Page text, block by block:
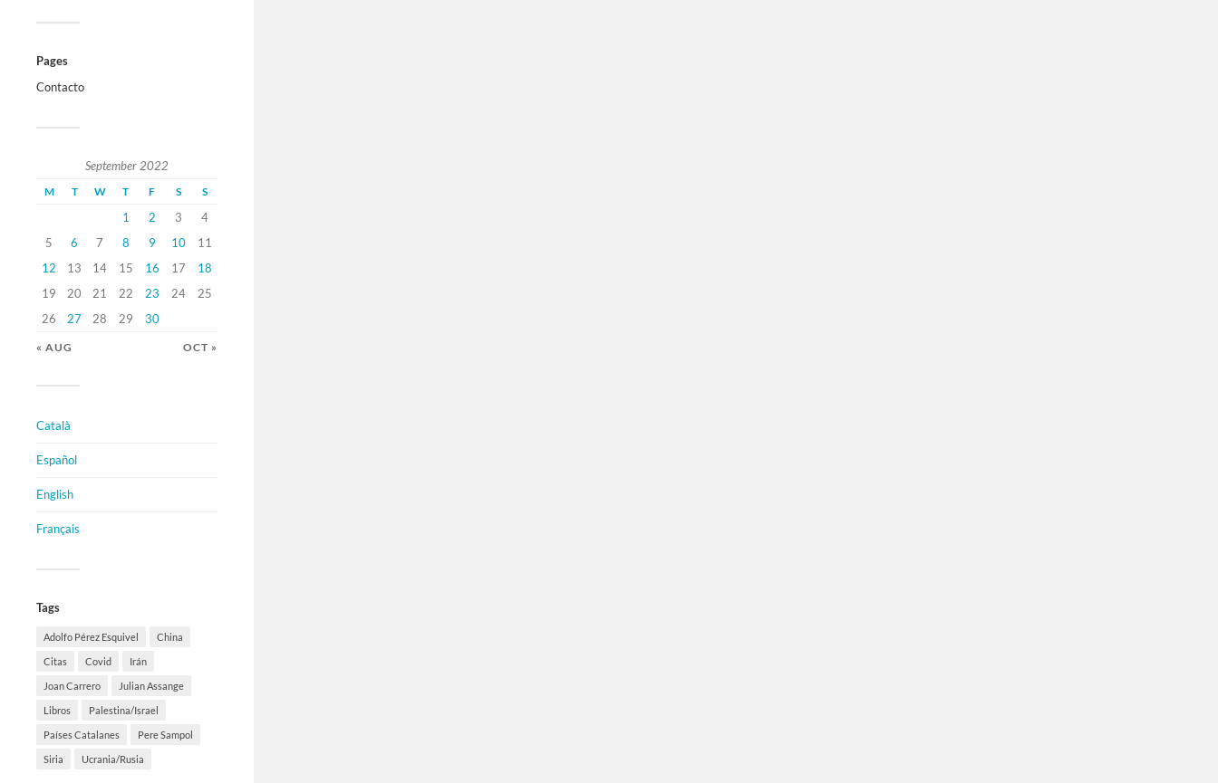
Pages
Contacto
September 2022
M T W T F S S
1 2 3
4
5
6 7 8 9 10
11
12
13 14 15 16 17
18
19
20 21 22 23 24
25
26
27 28 29 30
« AUG OCT »
Català
Español
English
Français
Tags
Adolfo Pérez Esquivel China
Citas Covid Irán
Joan Carrero Julian Assange
Libros Palestina/Israel
Países Catalanes Pere Sampol
Siria Ucrania/Rusia